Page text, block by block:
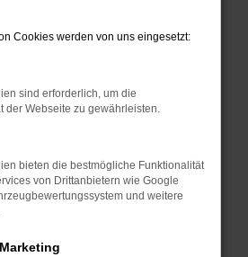
bestimmter Seiten
die Seite in einem
oder in einem privaten
neu.
helfen, vorübergehende
auf dem neuesten Stand
Cookies werden von uns eingesetzt:
sind erforderlich, um die
der Webseite zu gewährleisten.
bieten die bestmögliche Funktionalität
von Drittanbietern wie Google
und weitere